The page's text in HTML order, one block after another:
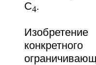
С4.